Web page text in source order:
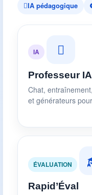
IA pédagogique
IA
Professeur
Chat,
et générateurs
ÉVALUATION
Rapid’Éval